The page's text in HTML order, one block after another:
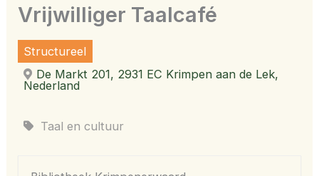
Vrijwilliger Taalcafé
Structureel
De Markt 201, 2931 EC Krimpen aan de Lek,
Nederland
Taal en cultuur